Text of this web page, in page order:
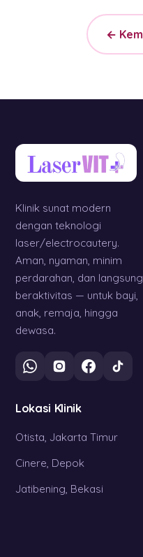
←
Klinik sunat modern
dengan teknologi
laser/electrocautery.
Aman, nyaman, minim
perdarahan, dan langsung
beraktivitas — untuk bayi,
anak, remaja, hingga
dewasa.
Lokasi Klinik
Otista, Jakarta Timur
Cinere, Depok
Jatibening, Bekasi